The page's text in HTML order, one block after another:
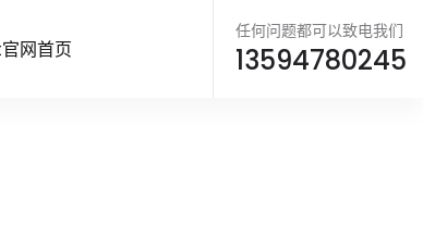
网首页
任何问题都可以致电我们
13594780245